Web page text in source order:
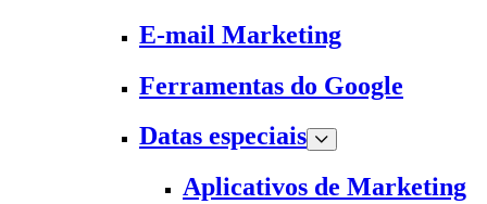
E-mail Marketing
Ferramentas do Google
Datas especiais
Aplicativos de Marketing